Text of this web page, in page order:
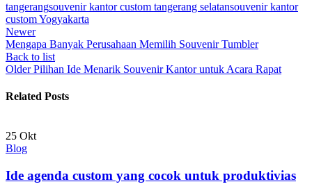
tangerangsouvenir kantor custom tangerang selatansouvenir kantor
custom Yogyakarta
Newer
Mengapa Banyak Perusahaan Memilih Souvenir Tumbler
Back to list
Older Pilihan Ide Menarik Souvenir Kantor untuk Acara Rapat
Related Posts
25 Okt
Blog
Ide agenda custom yang cocok untuk produktivias